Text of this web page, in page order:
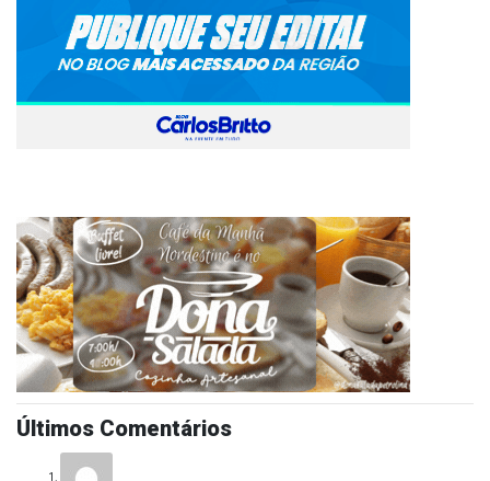
Últimos Comentários